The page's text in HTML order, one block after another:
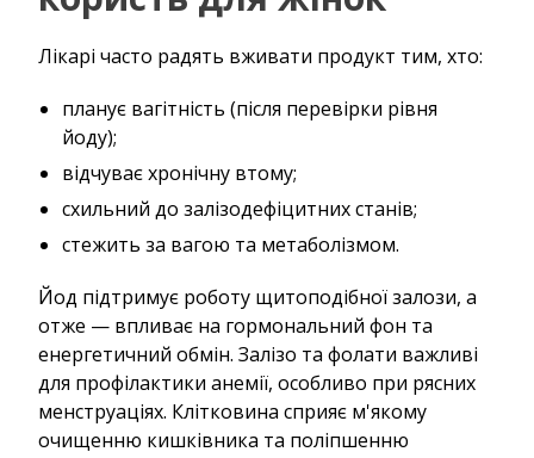
Лікарі часто радять вживати продукт тим, хто:
планує вагітність (після перевірки рівня
йоду);
відчуває хронічну втому;
схильний до залізодефіцитних станів;
стежить за вагою та метаболізмом.
Йод підтримує роботу щитоподібної залози, а
отже — впливає на гормональний фон та
енергетичний обмін. Залізо та фолати важливі
для профілактики анемії, особливо при рясних
менструаціях. Клітковина сприяє м'якому
очищенню кишківника та поліпшенню